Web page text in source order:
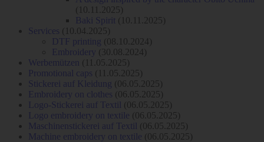
(10.11.2025)
Baki Spirit (10.11.2025)
Services (10.04.2025)
DTF printing (08.10.2024)
Embroidery (30.08.2024)
Werbemützen
(11.05.2025)
Promotional caps (11.05.2025)
Stickerei auf Kleidung (06.05.2025)
Embroidery on clothes (06.05.2025)
Logo-Stickerei auf Textil
(06.05.2025)
Logo embroidery on textile (06.05.2025)
Maschinenstickerei auf Textil
(06.05.2025)
Machine embroidery on textile (06.05.2025)